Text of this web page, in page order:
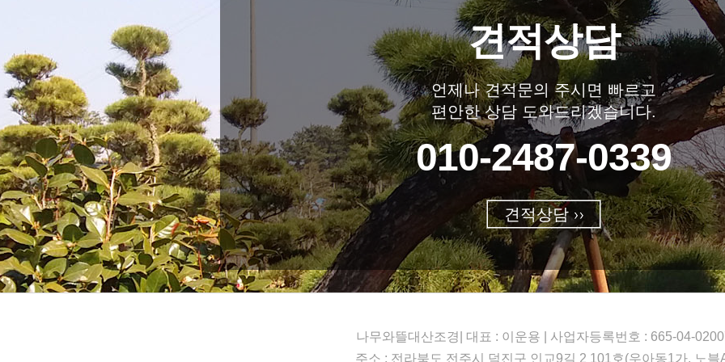
견적상담
언제나 견적문의 주시면 빠르고
편안한 상담 도와드리겠습니다.
010-2487-0339
견적상담
나무와뜰대산조경| 대표 : 이운용 | 사업자등록번호 : 665-04-
주소 : 전라북도 전주시 덕진구 인교9길 2 101호(우아동1가, 노블